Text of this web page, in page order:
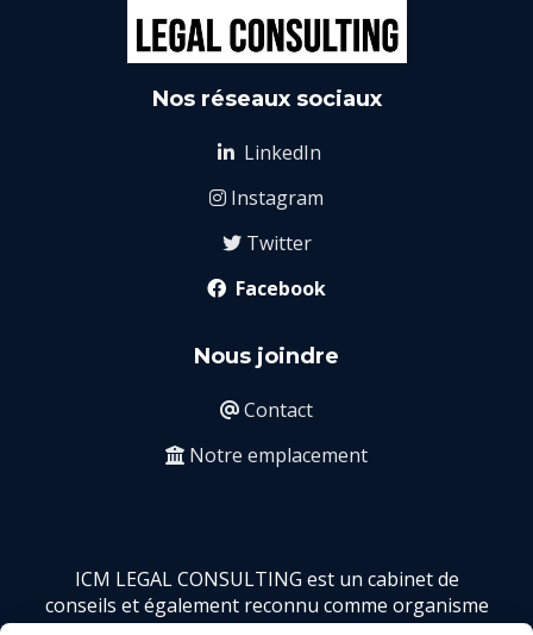
Nos réseaux sociaux
 LinkedIn
 Instagram
Twitter
 Facebook
Nous joindre
 Contact
 Notre emplacement
ICM LEGAL CONSULTING est un cabinet de
conseils et également reconnu comme organisme